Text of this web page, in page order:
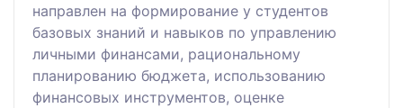
направлен на формирование у студентов
базовых знаний и навыков по управлению
личными финансами, рациональному
планированию бюджета, использованию
финансовых инструментов, оценке